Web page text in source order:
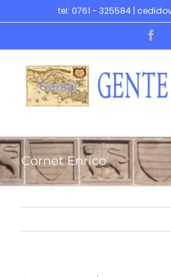
to
tel: 0761 - 325584 |
Cornet Enrico